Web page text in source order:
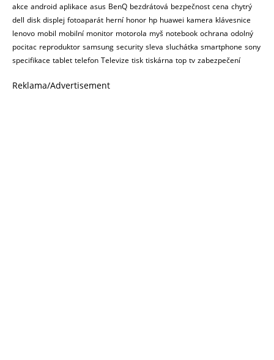
akce android aplikace asus BenQ bezdrátová bezpečnost cena chytrý
dell disk displej fotoaparát herní honor hp huawei kamera klávesnice
lenovo mobil mobilní monitor motorola myš notebook ochrana odolný
pocitac reproduktor samsung security sleva sluchátka smartphone sony
specifikace tablet telefon Televize tisk tiskárna top tv zabezpečení
Reklama/Advertisement